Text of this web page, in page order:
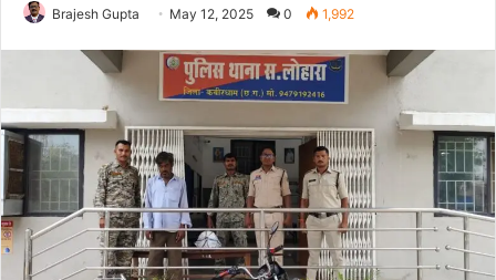
Brajesh Gupta May 12, 2025 0 1,992